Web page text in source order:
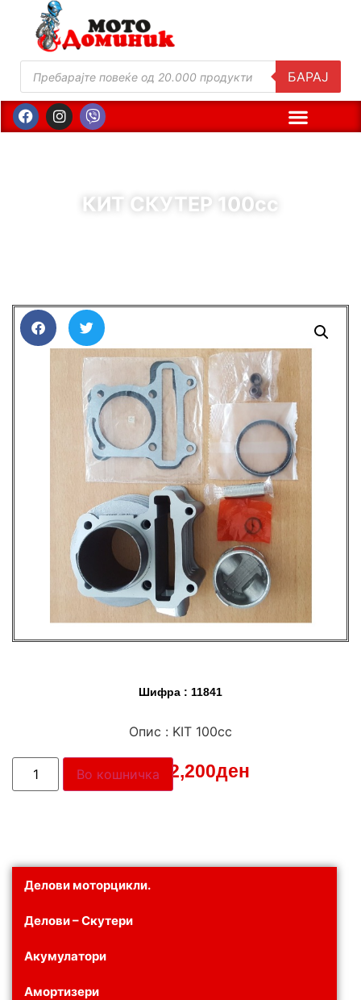
БАРАЈ
КИТ СКУТЕР 100сс
Делови моторцикли.
Делови – Скутери
Акумулатори
Амортизери
Шифра : 11841
Опис : KIT 100сс
Цена: 2,200ден
Во кошничка